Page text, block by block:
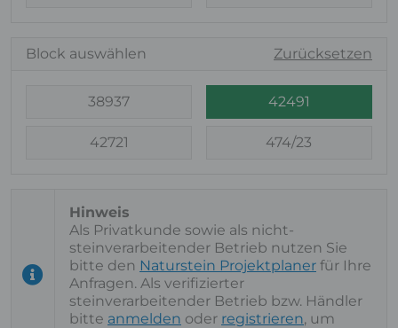
Block auswählen Zurücksetzen
38937 42491
42721 474/23
Als Privatkunde sowie als nicht-
steinverarbeitender Betrieb nutzen Sie
bitte den Naturstein Projektplaner für Ihre
Anfragen. Als verifizierter
steinverarbeitender Betrieb bzw. Händler
bitte anmelden oder registrieren, um